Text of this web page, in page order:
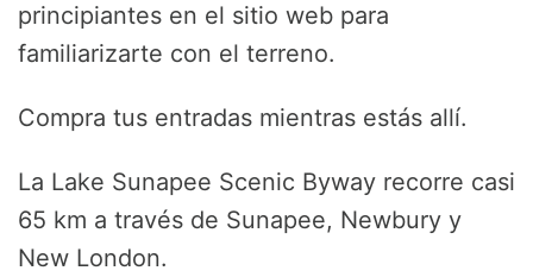
principiantes en el sitio web para
familiarizarte con el terreno.
Compra tus entradas mientras estás allí.
La Lake Sunapee Scenic Byway recorre casi
65 km a través de Sunapee, Newbury y
New London.